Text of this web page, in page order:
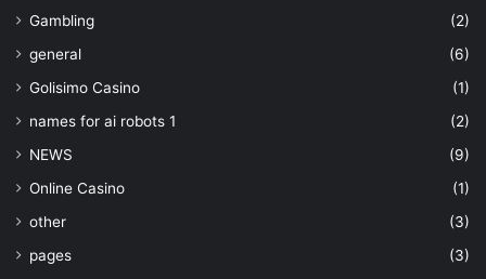
Gambling
(2)
general
(6)
Golisimo Casino
(1)
names for ai robots 1
(2)
NEWS
(9)
Online Casino
(1)
other
(3)
pages
(3)